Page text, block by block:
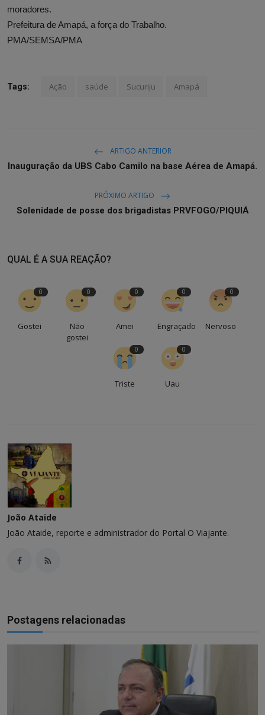
moradores.
Prefeitura de Amapá, a força do Trabalho.
PMA/SEMSA/PMA
Tags: Ação saúde Sucuriju Amapá
ARTIGO ANTERIOR
Inauguração da UBS Cabo Camilo na base Aérea de Amapá.
PRÓXIMO ARTIGO
Solenidade de posse dos brigadistas PRVFOGO/PIQUIÁ
QUAL É A SUA REAÇÃO?
0
Gostei
0
Não
gostei
0
Amei
0
Engraçado
0
Nervoso
0
Triste
0
Uau
João Ataide
João Ataide, reporte e administrador do Portal O Viajante.
Postagens relacionadas